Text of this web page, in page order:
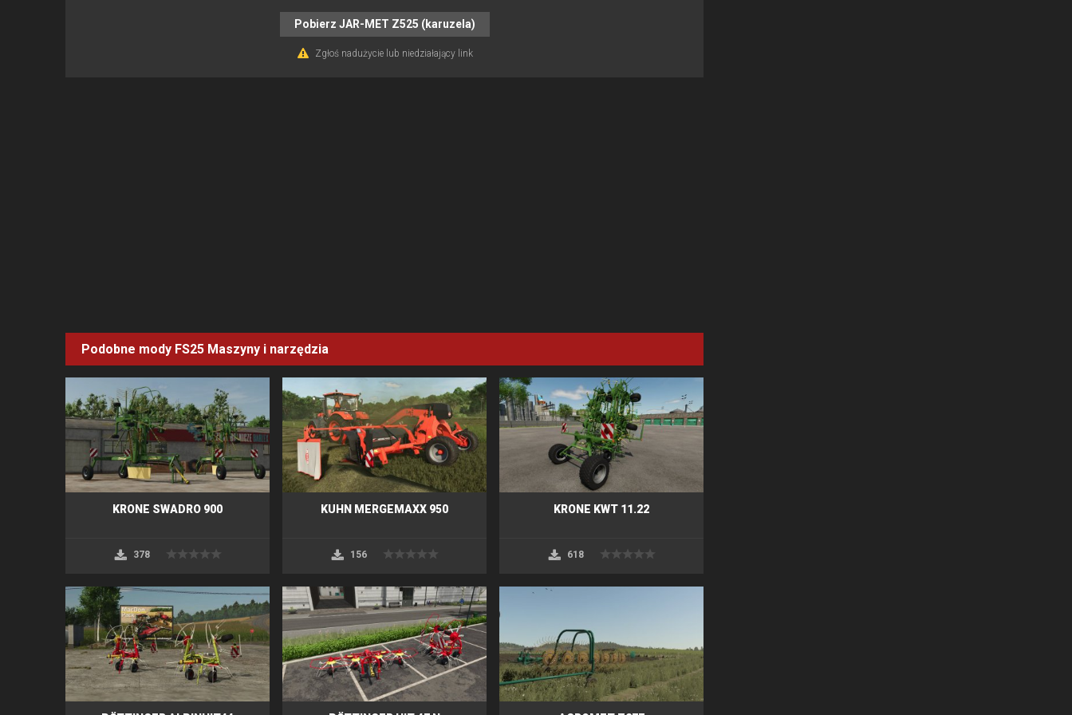
Pobierz JAR-MET Z525 (karuzela)
Zgłoś nadużycie lub niedziałający link
Podobne mody FS25 Maszyny i narzędzia
KRONE SWADRO 900
378
KUHN MERGEMAXX 950
156
KRONE KWT 11.22
618